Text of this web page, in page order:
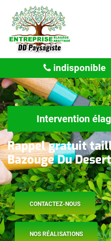
indisponible
Intervention
Rappel gratuit
Bazouge Du
CONTACTEZ-NOUS
NOS RÉALISATIONS